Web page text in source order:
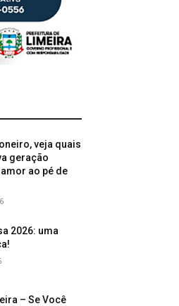
veja quais
geração
ao pé de
2026: uma
– Se Você